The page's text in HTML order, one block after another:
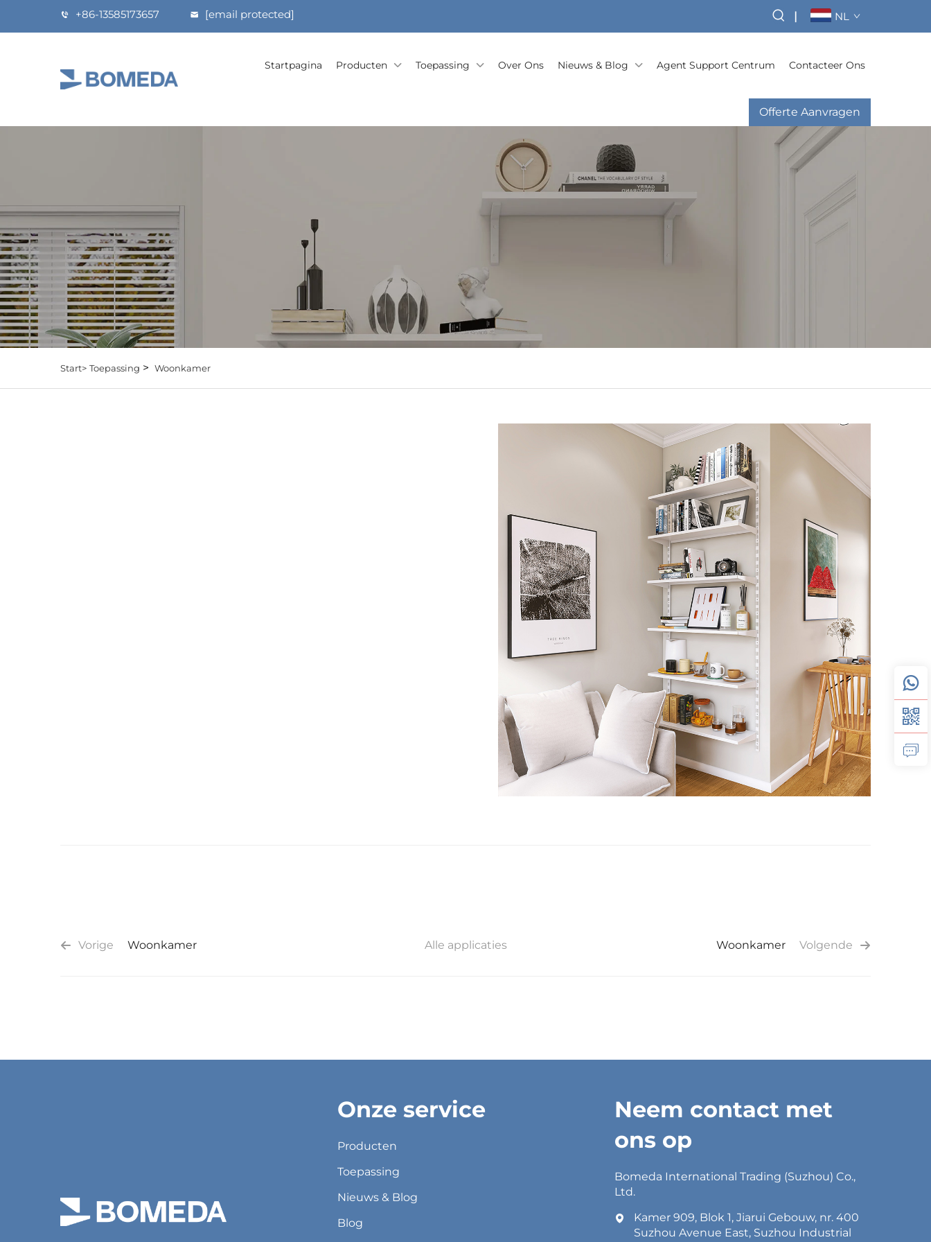
+86-13585173657 [email protected] | NL
Startpagina Producten Toepassing Over Ons Nieuws & Blog Agent Support Centrum Contacteer Ons
Offerte Aanvragen
Start> Toepassing > Woonkamer
Vorige Woonkamer Alle applicaties Volgende
Woonkamer
Onze service
Producten
Toepassing
Nieuws & Blog
Blog
Neem contact met
ons op
Bomeda International Trading (Suzhou) Co.,
Ltd.
Kamer 909, Blok 1, Jiarui Gebouw, nr. 400
Suzhou Avenue East, Suzhou Industrial